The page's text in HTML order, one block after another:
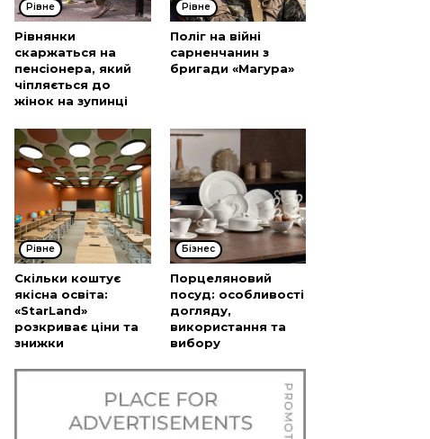
Рівне
Рівнянки
скаржаться на
пенсіонера, який
чіпляється до
жінок на зупинці
Рівне
Поліг на війні
сарненчанин з
бригади «Магура»
Рівне
Скільки коштує
якісна освіта:
«StarLand»
розкриває ціни та
знижки
Бізнес
Порцеляновий
посуд: особливості
догляду,
використання та
вибору